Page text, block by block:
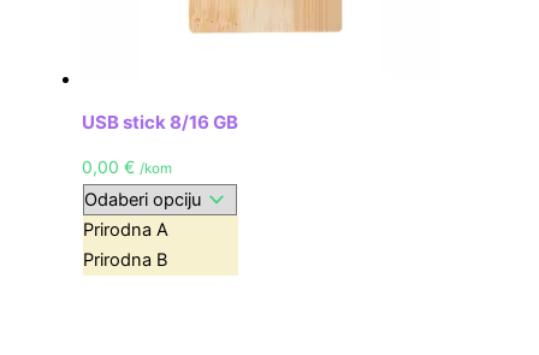
USB stick 8/16 GB
0,00 € /kom
Prirodna A
Prirodna B